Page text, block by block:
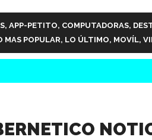
, APP-PETITO, COMPUTADORAS,
MAS POPULAR, LO ÚLTIMO, MOVÍL,